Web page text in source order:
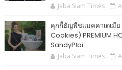
Jaba Siam Times
คุกกี้ธัญพืชแมคคาเดเมี
Cookies) PREMIUM
SandyPloi
Jaba Siam Times